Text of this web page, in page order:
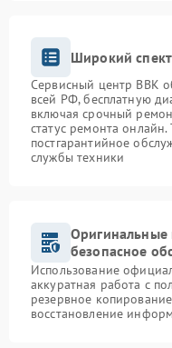
Широкий
Сервисный центр BBK
всей РФ, бесплатную
включая срочный
статус ремонта онлайн.
постгарантийное
службы техники
безопасное
Использование
аккуратная работа с
резервное
восстановление